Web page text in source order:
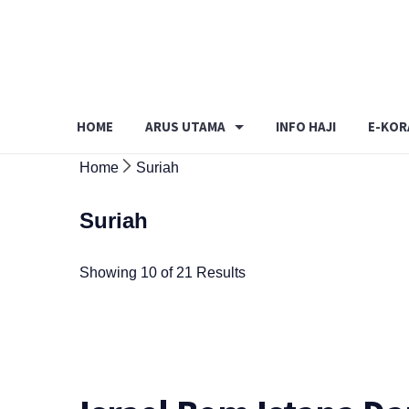
HOME ARUS UTAMA INFO HAJI E-
Home Suriah
Suriah
Showing 10 of 21 Results